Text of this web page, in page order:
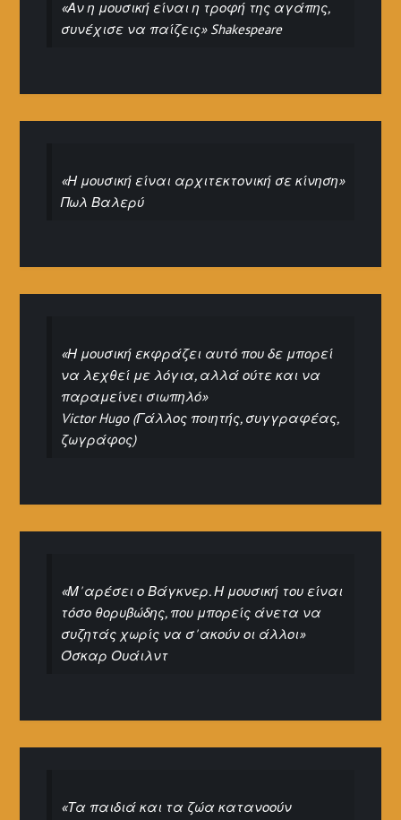
«Αν η μουσική είναι η τροφή της αγάπης,
συνέχισε να παίζεις» Shakespeare
«Η μουσική είναι αρχιτεκτονική σε κίνηση»
Πωλ Βαλερύ
«Η μουσική εκφράζει αυτό που δε μπορεί
να λεχθεί με λόγια, αλλά ούτε και να
παραμείνει σιωπηλό»
Victor Hugo (Γάλλος ποιητής, συγγραφέας,
ζωγράφος)
«Μ' αρέσει ο Βάγκνερ. Η μουσική του είναι
τόσο θορυβώδης, που μπορείς άνετα να
συζητάς χωρίς να σ' ακούν οι άλλοι»
Όσκαρ Ουάιλντ
«Τα παιδιά και τα ζώα κατανοούν